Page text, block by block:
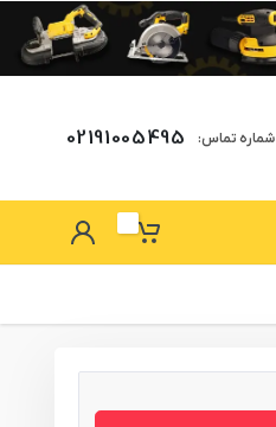
شماره تماس: 02191005495